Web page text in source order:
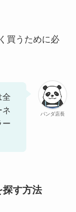
買うために必
パンダ店長
全
ネ
ー
探す方法